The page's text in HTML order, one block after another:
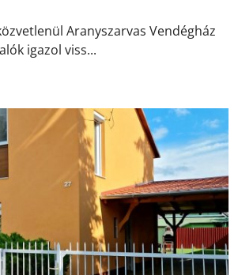
Aranyszarvas Vendégház
igazol viss...